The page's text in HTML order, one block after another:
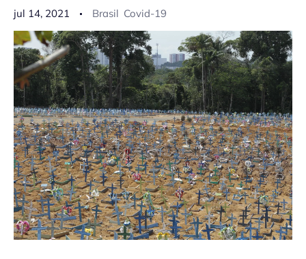
jul 14, 2021 Brasil Covid-19